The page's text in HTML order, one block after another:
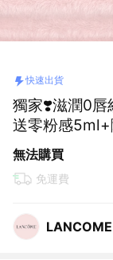
快速出貨
獨家❣️滋潤0唇
送零粉感5ml+
無法購買
免運費